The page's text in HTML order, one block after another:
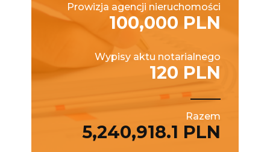
Prowizja agencji nieruchomości
100,000 PLN
Wypisy aktu notarialnego
120 PLN
Razem
5,240,918.1 PLN